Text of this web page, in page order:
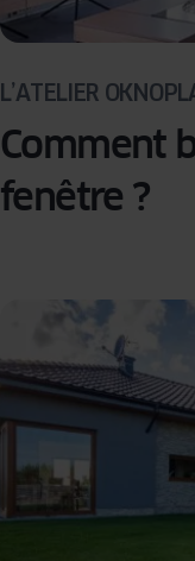
L’ATELIER
Comment
fenêtre ?